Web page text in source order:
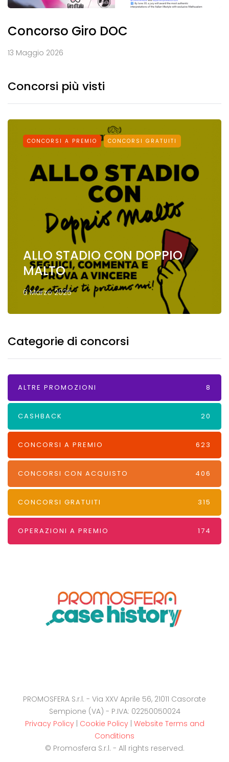
Concorso Giro DOC
13 Maggio 2026
Concorsi più visti
CONCORSI A PREMIO CONCORSI GRATUITI
ALLO STADIO CON DOPPIO
MALTO
6 Marzo 2025
Categorie di concorsi
ALTRE PROMOZIONI 8
CASHBACK 20
CONCORSI A PREMIO 623
CONCORSI CON ACQUISTO 406
CONCORSI GRATUITI 315
OPERAZIONI A PREMIO 174
PROMOSFERA S.r.l. - Via XXV Aprile 56, 21011 Casorate
Sempione (VA) - P.IVA: 02250050024
Privacy Policy| Cookie Policy| Website Terms and
Conditions
© Promosfera S.r.l. - All rights reserved.